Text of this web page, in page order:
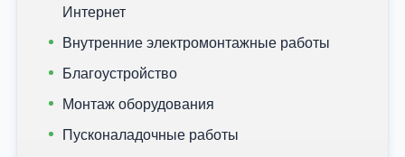
Интернет
Внутренние электромонтажные работы
Благоустройство
Монтаж оборудования
Пусконаладочные работы